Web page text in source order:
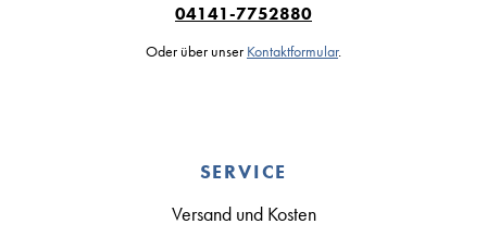
04141-7752880
Oder über unser Kontaktformular.
SERVICE
Versand und Kosten